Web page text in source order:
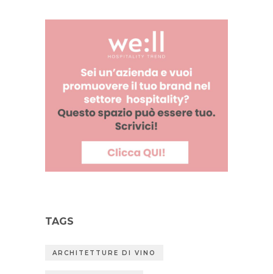
TAGS
ARCHITETTURE DI VINO